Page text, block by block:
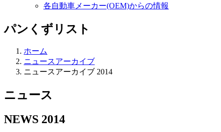
各自動車メーカー(OEM)からの情報
パンくずリスト
ホーム
ニュースアーカイブ
ニュースアーカイブ 2014
ニュース
NEWS 2014